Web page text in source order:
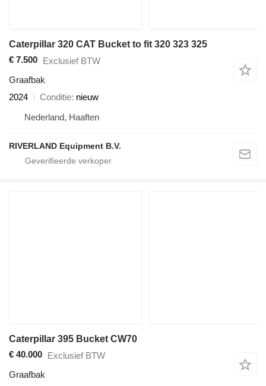
Caterpillar 320 CAT Bucket to fit 320 323 325
€ 7.500 Exclusief BTW
Graafbak
2024
Conditie nieuw
Nederland, Haaften
RIVERLAND Equipment B.V.
Caterpillar 395 Bucket CW70
€ 40.000 Exclusief BTW
Graafbak